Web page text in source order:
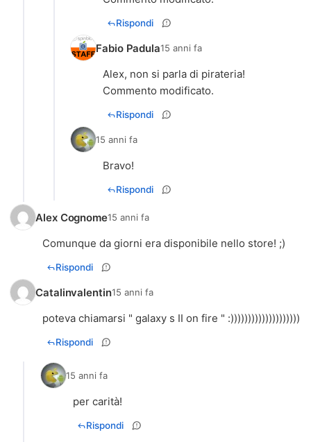
Rispondi
Fabio Padula15 anni fa
Alex, non si parla di pirateria!
Commento modificato.
Rispondi
15 anni fa
Bravo!
Rispondi
Alex Cognome15 anni fa
Comunque da giorni era disponibile nello store! ;)
Rispondi
Catalinvalentin15 anni fa
poteva chiamarsi " galaxy s II on fire " :))))))))))))))))))))
Rispondi
15 anni fa
per carità!
Rispondi